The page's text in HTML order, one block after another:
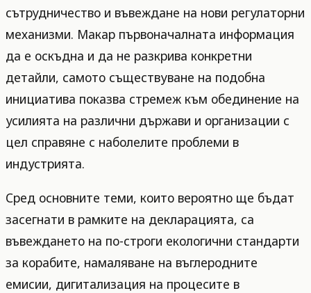
сътрудничество и въвеждане на нови регулаторни
механизми. Макар първоначалната информация
да е оскъдна и да не разкрива конкретни
детайли, самото съществуване на подобна
инициатива показва стремеж към обединение на
усилията на различни държави и организации с
цел справяне с наболелите проблеми в
индустрията.
Сред основните теми, които вероятно ще бъдат
засегнати в рамките на декларацията, са
въвеждането на по-строги екологични стандарти
за корабите, намаляване на въглеродните
емисии, дигитализация на процесите в